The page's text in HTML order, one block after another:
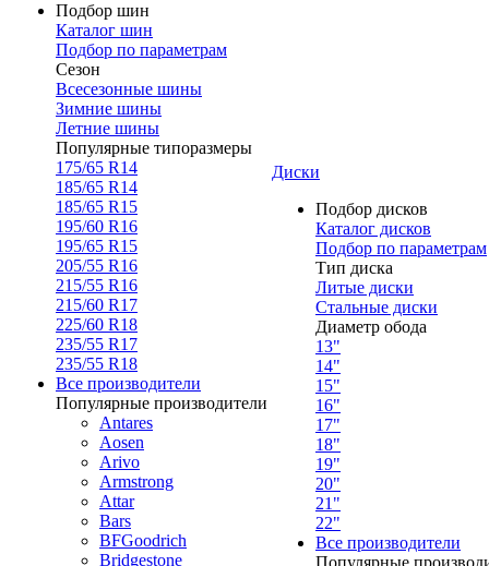
Подбор шин
Каталог шин
Подбор по параметрам
Сезон
Всесезонные шины
Зимние шины
Летние шины
Популярные типоразмеры
175/65 R14
185/65 R14
185/65 R15
195/60 R16
195/65 R15
205/55 R16
215/55 R16
215/60 R17
225/60 R18
235/55 R17
235/55 R18
Все производители
Популярные производители
Antares
Aosen
Arivo
Armstrong
Attar
Bars
BFGoodrich
Bridgestone
Диски
Подбор дисков
Каталог дисков
Подбор по параметрам
Тип диска
Литые диски
Стальные диски
Диаметр обода
13"
14"
15"
16"
17"
18"
19"
20"
21"
22"
Все производители
Популярные